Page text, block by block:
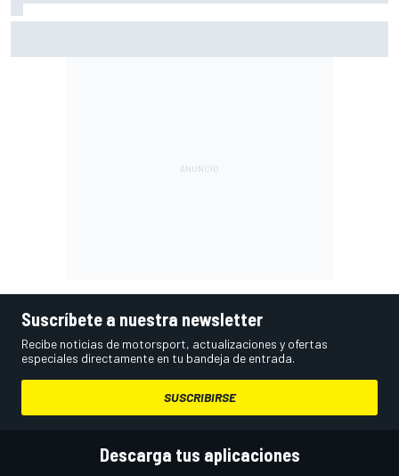
Suscríbete a nuestra newsletter
Recibe noticias de motorsport, actualizaciones y ofertas
especiales directamente en tu bandeja de entrada.
SUSCRIBIRSE
Descarga tus aplicaciones